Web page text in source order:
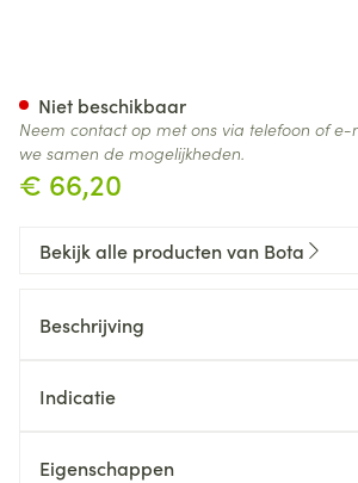
€ 66,20
Niet beschikbaar
Neem contact op met ons via telefoon of e-
we samen de mogelijkheden.
Bekijk alle producten van Bota
Beschrijving
Indicatie
Eigenschappen